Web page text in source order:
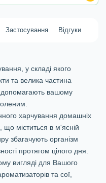
Застосування Відгуки
у складі якого
та велика частина
допомагають вашому
харчування домашніх
що міститься в м'ясній
збагачують організм
протягом цілого дня.
вигляді для Вашого
та сої,